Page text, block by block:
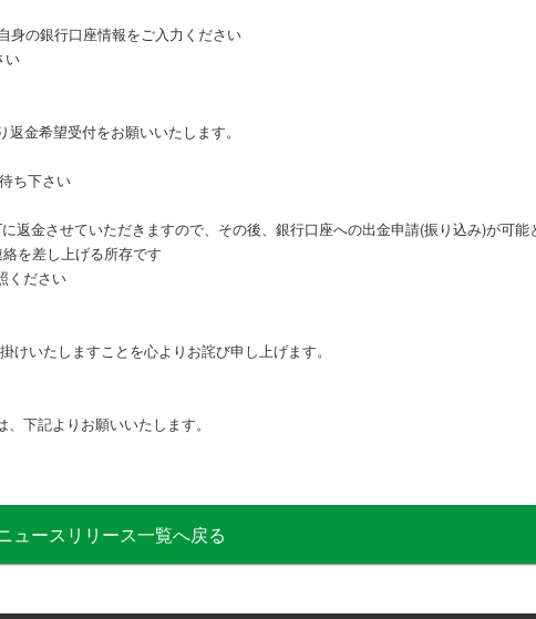
身の銀行口座情報をご入力ください
い
金希望受付をお願いいたします。
ち下さい
返金させていただきますので、その後、銀行口座への出金申請(振り込み)が可能
を差し上げる所存です
ください
いたしますことを心よりお詫び申し上げます。
下記よりお願いいたします。
ュースリリース一覧へ戻る